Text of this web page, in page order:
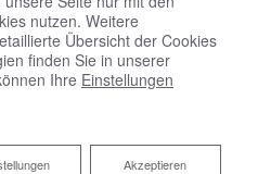
nutzen. Weitere
Übersicht der Cookies
finden Sie in unserer
Ihre Einstellungen
Akzeptieren